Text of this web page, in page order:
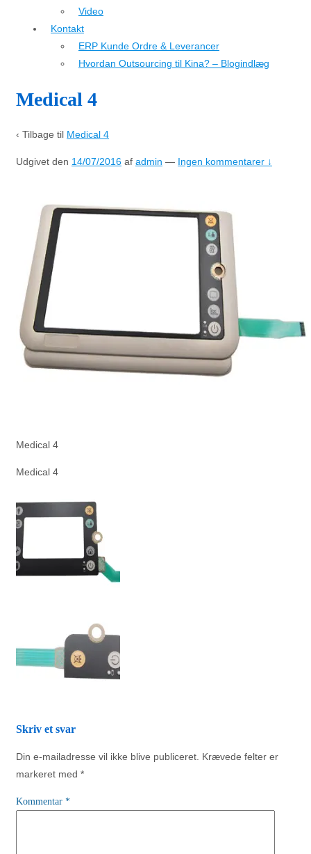
Video
Kontakt
ERP Kunde Ordre & Leverancer
Hvordan Outsourcing til Kina? – Blogindlæg
Medical 4
‹ Tilbage til Medical 4
Udgivet den 14/07/2016 af admin — Ingen kommentarer ↓
Medical 4
Medical 4
Skriv et svar
Din e-mailadresse vil ikke blive publiceret. Krævede felter er
markeret med *
Kommentar *